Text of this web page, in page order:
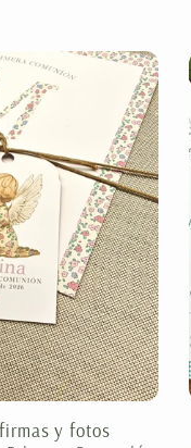
e
c
c
i
ó
y fotos